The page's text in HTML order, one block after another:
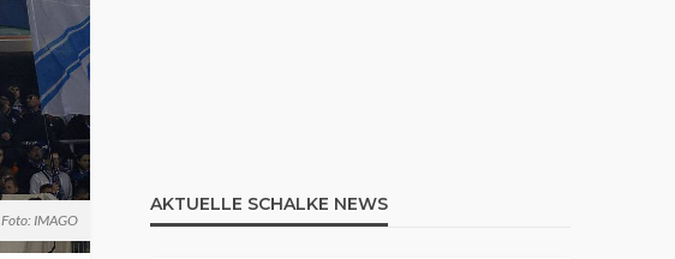
Foto: IMAGO
AKTUELLE SCHALKE NEWS